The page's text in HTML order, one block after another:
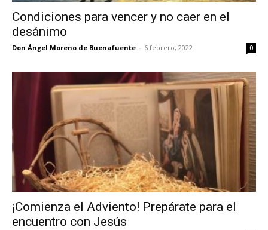
Condiciones para vencer y no caer en el
desánimo
Don Ángel Moreno de Buenafuente - 6 febrero, 2022 0
¡Comienza el Adviento! Prepárate para el
encuentro con Jesús